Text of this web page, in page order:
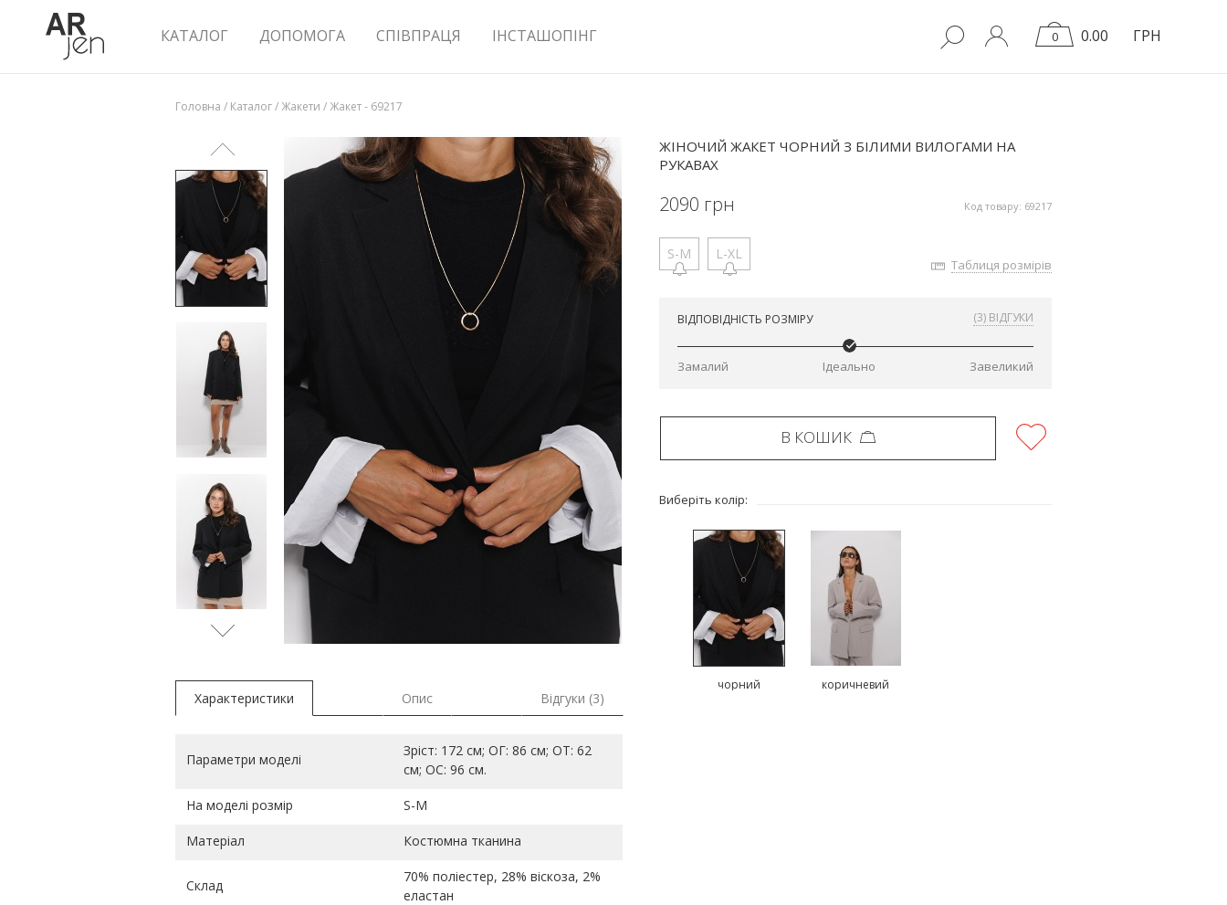
КАТАЛОГ ДОПОМОГА СПІВПРАЦЯ ІНСТАШОПІНГ 0 0.00 ГРН
Головна / Каталог/Жакети /Жакет - 69217
ЖІНОЧИЙ ЖАКЕТ ЧОРНИЙ З БІЛИМИ ВИЛОГАМИ НА
РУКАВАХ
2090 грн Код товару: 69217
S-M L-XL
Таблиця розмірів
ВІДПОВІДНІСТЬ РОЗМІРУ
(3) ВІДГУКИ
Замалий Ідеально Завеликий
В КОШИК
Виберіть колір:
чорний коричневий
Характеристики Опис Відгуки (3)
Параметри моделі
Зріст: 172 см; ОГ: 86 см; ОТ: 62
см; ОС: 96 см.
На моделі розмір S-M
Матеріал Костюмна тканина
Склад
70% поліестер, 28% віскоза, 2%
еластан